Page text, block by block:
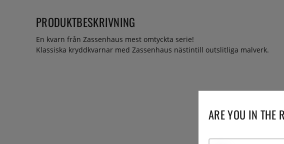
PRODUKTBESKRIVNING
En kvarn från Zassenhaus mest omtyckta serie!
Klassiska kryddkvarnar med Zassenhaus nästintill outslitliga malverk.
ARE YOU IN THE